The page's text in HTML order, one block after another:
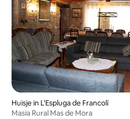
Huisje in L'Espluga de Francolí
Masia Rural Mas de Mora